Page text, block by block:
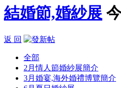
結婚節,婚紗展
返 回
全部
2月情人節婚紗展簡介
3月婚宴,海外婚禮博覽簡介